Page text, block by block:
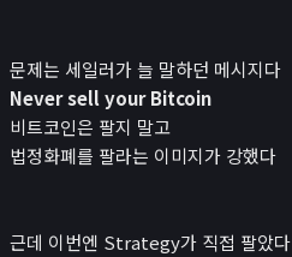
문제는 세일러가 늘 말하던 메시지다
Never sell your Bitcoin
비트코인은 팔지 말고
법정화폐를 팔라는 이미지가 강했다
근데 이번엔 Strategy가 직접 팔았다